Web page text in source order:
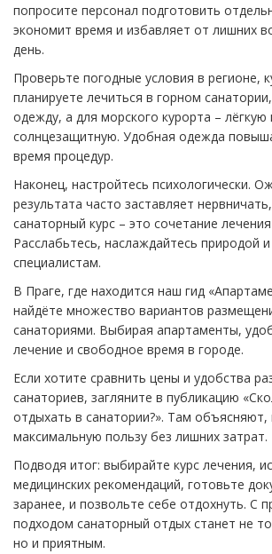
попросите персонал подготовить
экономит время и избавляет от лишних
день.
Проверьте погодные условия в регионе,
планируете лечиться в горном
одежду, а для морского курорта – лёгкую
солнцезащитную. Удобная одежда
время процедур.
Наконец, настройтесь психологически.
результата часто заставляет
санаторный курс – это сочетание
Расслабьтесь, наслаждайтесь природой
специалистам.
В Праге, где находится наш гид
найдёте множество вариантов
санаториями. Выбирая апартаменты,
лечение и свободное время в городе.
Если хотите сравнить цены и удобства
санаториев, загляните в публикацию
отдыхать в санатории?». Там объясняют,
максимальную пользу без лишних затрат.
Подводя итог: выбирайте курс лечения,
медицинских рекомендаций, готовьте
заранее, и позвольте себе отдохнуть. С
подходом санаторный отдых станет не
но и приятным.